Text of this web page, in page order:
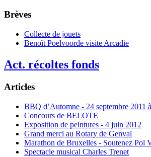
Brèves
Collecte de jouets
Benoît Poelvoorde visite Arcadie
Act. récoltes fonds
Articles
BBQ d’Automne - 24 septembre 2011
Concours de BELOTE
Exposition de peintures - 4 juin 2012
Grand merci au Rotary de Genval
Marathon de Bruxelles - Soutenez Pol
Spectacle musical Charles Trenet